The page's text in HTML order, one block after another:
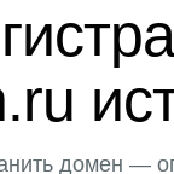
домен —